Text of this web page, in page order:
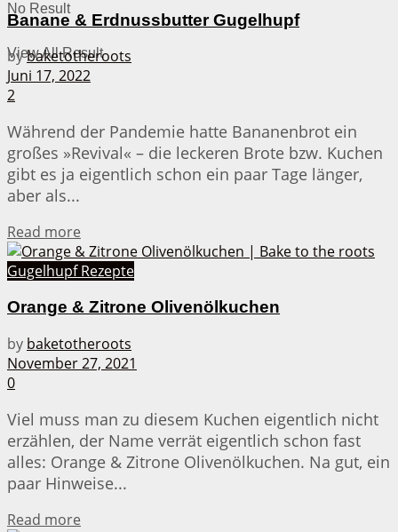
No Result
View All Result
Banane & Erdnussbutter Gugelhupf
bybaketotheroots
Juni 17, 2022
2
Während der Pandemie hatte Bananenbrot ein
großes »Revival« – die leckeren Brote bzw. Kuchen
gibt es ja eigentlich schon ein paar Tage länger,
aber als...
Read more
Gugelhupf Rezepte
Orange & Zitrone Olivenölkuchen
by baketotheroots
November 27, 2021
0
Viel muss man zu diesem Kuchen eigentlich nicht
erzählen, der Name verrät eigentlich schon fast
alles: Orange & Zitrone Olivenölkuchen. Na gut, ein
paar Hinweise...
Read more